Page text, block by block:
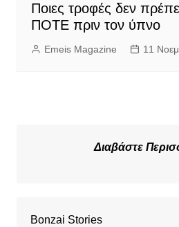
Ποιες τροφές δεν
ΠΟΤΕ πριν τον ύπνο
Emeis Magazine 11
Διαβάστε
Bonzai Stories